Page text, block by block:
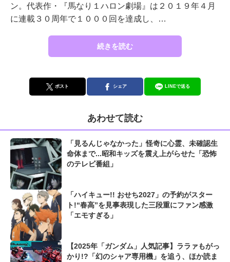
ン。代表作・『馬なり１ハロン劇場』は２０１９年４月
に連載３０周年で１０００回を達成し、…
続きを読む
ポスト シェア LINEで送る
あわせて読む
「見るんじゃなかった」怪奇に心霊、未確認生
命体まで...昭和キッズを震え上がらせた「恐怖
のテレビ番組」
「ハイキュー!! おせち2027」の予約がスター
ト!“春高”を見事表現した三段重にファン感激
「エモすぎる」
【2025年「ガンダム」人気記事】ララァもがっ
かり!?「幻のシャア専用機」を追う、ほか読ま